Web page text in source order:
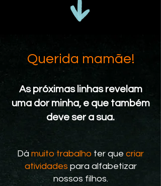
Querida mamãe!
As próximas linhas revelam
uma dor minha, e que também
deve ser a sua.
Dá muito trabalho ter que criar
atividades para alfabetizar
nossos filhos.